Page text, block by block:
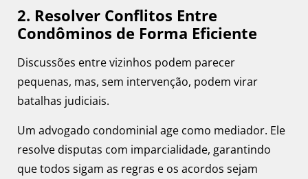
2. Resolver Conflitos Entre
Condôminos de Forma Eficiente
Discussões entre vizinhos podem parecer
pequenas, mas, sem intervenção, podem virar
batalhas judiciais.
Um advogado condominial age como mediador. Ele
resolve disputas com imparcialidade, garantindo
que todos sigam as regras e os acordos sejam